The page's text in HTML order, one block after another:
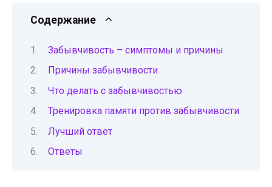
Содержание
Забывчивость – симптомы и причины
Причины забывчивости
Что делать с забывчивостью
Тренировка памяти против забывчивости
Лучший ответ
Ответы